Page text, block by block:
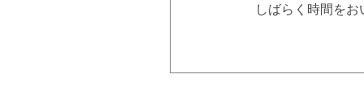
しばらく時間を